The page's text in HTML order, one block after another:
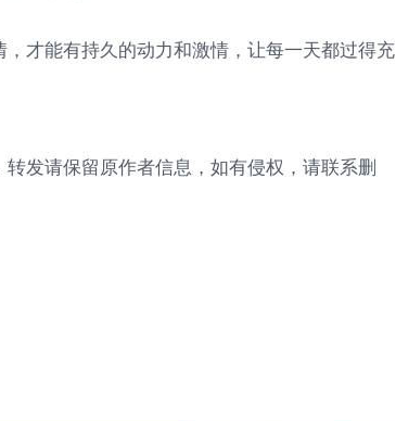
，才能有持久的动力和激情，让每一天都过得充
发请保留原作者信息，如有侵权，请联系删